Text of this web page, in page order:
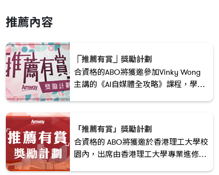
推薦內容
⎾推薦有賞⏌獎勵計劃
合資格的ABO將獲邀參加Vinky Wong
主講的《AI自媒體全攻略》課程，學懂
品銷售與團隊招募成果。
「推薦有賞」獎勵計劃
合資格的 ABO將獲邀於香港理工大學校
園內，出席由香港理工大學專業進修學